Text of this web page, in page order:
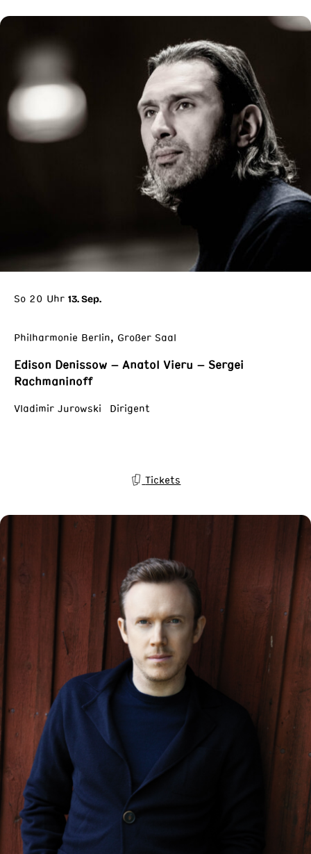
So 20 Uhr 13. Sep.
Philharmonie Berlin, Großer Saal
Edison Denissow – Anatol Vieru – Sergei
Rachmaninoff
Vladimir Jurowski Dirigent
Tickets